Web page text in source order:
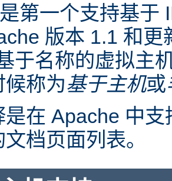
第一个支持基于
版本 1.1 和
于名称的虚拟主
候称为基于主机或
是在 Apache 中
档页面列表。